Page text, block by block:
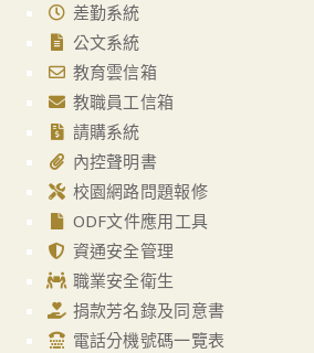
差勤系統
公文系統
教育雲信箱
教職員工信箱
請購系統
內控聲明書
校園網路問題報修
ODF文件應用工具
資通安全管理
職業安全衛生
捐款芳名錄及同意書
電話分機號碼一覽表